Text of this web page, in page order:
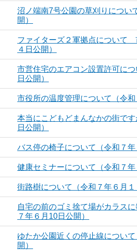
沼ノ端南7号公園の草刈りについ
開）
ファイターズ２軍拠点について
４日公開）
市営住宅のエアコン設置許可に
日公開）
市役所の温度管理について（令和
本当にこどもどまんなかの街で
日公開）
バス停の椅子について（令和７年
健康セミナーについて（令和７年
街路樹について（令和７年６月１
自宅の前のゴミ捨て場がカラス
７年６月10日公開）
ゆたか公園近くの停止線につい
開）